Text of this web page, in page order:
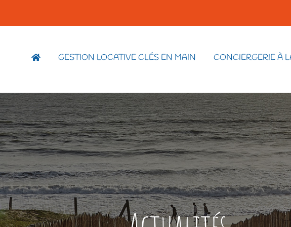
GESTION LOCATIVE CLÉS EN MAIN CONCIERGERIE À